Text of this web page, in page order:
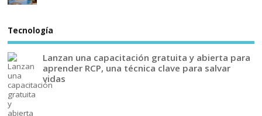
Tecnología
Lanzan una capacitación gratuita y abierta para
aprender RCP, una técnica clave para salvar
vidas